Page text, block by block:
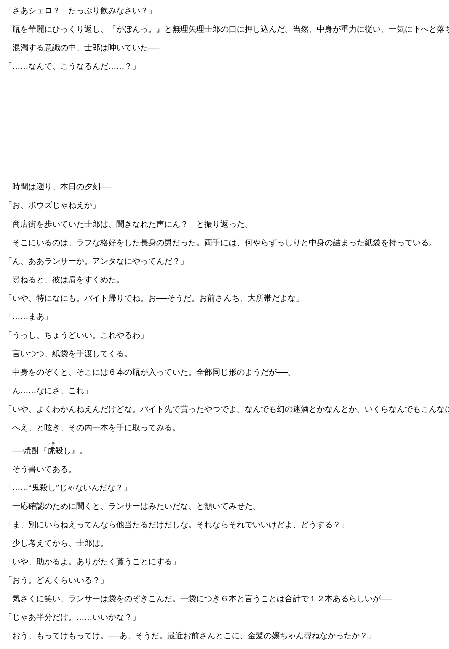
「さあシェロ？ たっぷり飲みなさい？」
瓶を華麗にひっくり返し、『がぼんっ。』と無理矢理士郎の口に押し込んだ。当然、中身が重力に従い、一気に下へと落
混濁する意識の中、士郎は呻いていた──
「……なんで、こうなるんだ……？」
時間は遡り、本日の夕刻──
「お、ボウズじゃねえか」
商店街を歩いていた士郎は、聞きなれた声にん？ と振り返った。
そこにいるのは、ラフな格好をした長身の男だった。両手には、何やらずっしりと中身の詰まった紙袋を持っている。
「ん、ああランサーか。アンタなにやってんだ？」
尋ねると、彼は肩をすくめた。
「いや、特になにも。バイト帰りでね。お──そうだ。お前さんち、大所帯だよな」
「……まあ」
「うっし、ちょうどいい。これやるわ」
言いつつ、紙袋を手渡してくる。
中身をのぞくと、そこには６本の瓶が入っていた。全部同じ形のようだが──。
「ん……なにさ、これ」
「いや、よくわかんねえんだけどな。バイト先で貰ったやつでよ。なんでも幻の迷酒とかなんとか。いくらなんでもこんな
へえ、と呟き、その内一本を手に取ってみる。
──焼酎『虎
トラ
殺し』。
そう書いてある。
「……“鬼殺し”じゃないんだな？」
一応確認のために聞くと、ランサーはみたいだな、と頷いてみせた。
「ま、別にいらねえってんなら他当たるだけだしな。それならそれでいいけどよ、どうする？」
少し考えてから、士郎は。
「いや、助かるよ。ありがたく貰うことにする」
「おう。どんくらいいる？」
気さくに笑い、ランサーは袋をのぞきこんだ。一袋につき６本と言うことは合計で１２本あるらしいが──
「じゃあ半分だけ。……いいかな？」
「おう、もってけもってけ。──あ、そうだ。最近お前さんとこに、金髪の嬢ちゃん尋ねなかったか？」